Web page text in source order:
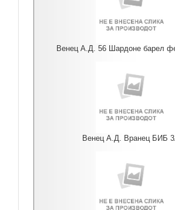
Венец А.Д. 56 Шардоне барел
Венец А.Д. Вранец БИБ